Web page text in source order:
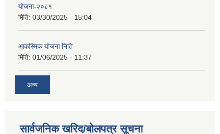
योजना-२०८१
मिति: 03/30/2025 - 15:04
आकस्मिक योजना निति
मिति: 01/06/2025 - 11:37
अन्य
सार्वजनिक खरिद/बोलपत्र सूचना